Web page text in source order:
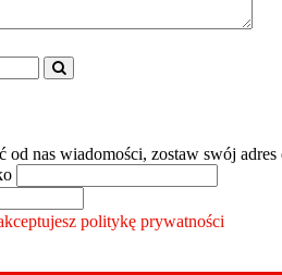
od nas wiadomości, zostaw swój adres
politykę prywatności